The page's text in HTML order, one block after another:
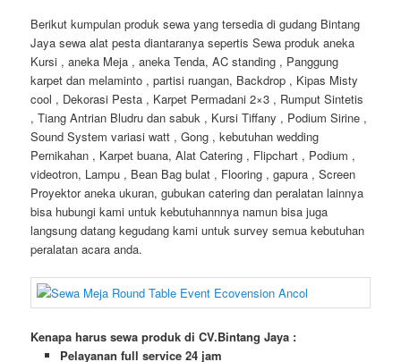
Berikut kumpulan produk sewa yang tersedia di gudang Bintang
Jaya sewa alat pesta diantaranya sepertis Sewa produk aneka
Kursi , aneka Meja , aneka Tenda, AC standing , Panggung
karpet dan melaminto , partisi ruangan, Backdrop , Kipas Misty
cool , Dekorasi Pesta , Karpet Permadani 2×3 , Rumput Sintetis
, Tiang Antrian Bludru dan sabuk , Kursi Tiffany , Podium Sirine ,
Sound System variasi watt , Gong , kebutuhan wedding
Pernikahan , Karpet buana, Alat Catering , Flipchart , Podium ,
videotron, Lampu , Bean Bag bulat , Flooring , gapura , Screen
Proyektor aneka ukuran, gubukan catering dan peralatan lainnya
bisa hubungi kami untuk kebutuhannnya namun bisa juga
langsung datang kegudang kami untuk survey semua kebutuhan
peralatan acara anda.
Kenapa harus sewa produk di CV.Bintang Jaya :
Pelayanan full service 24 jam